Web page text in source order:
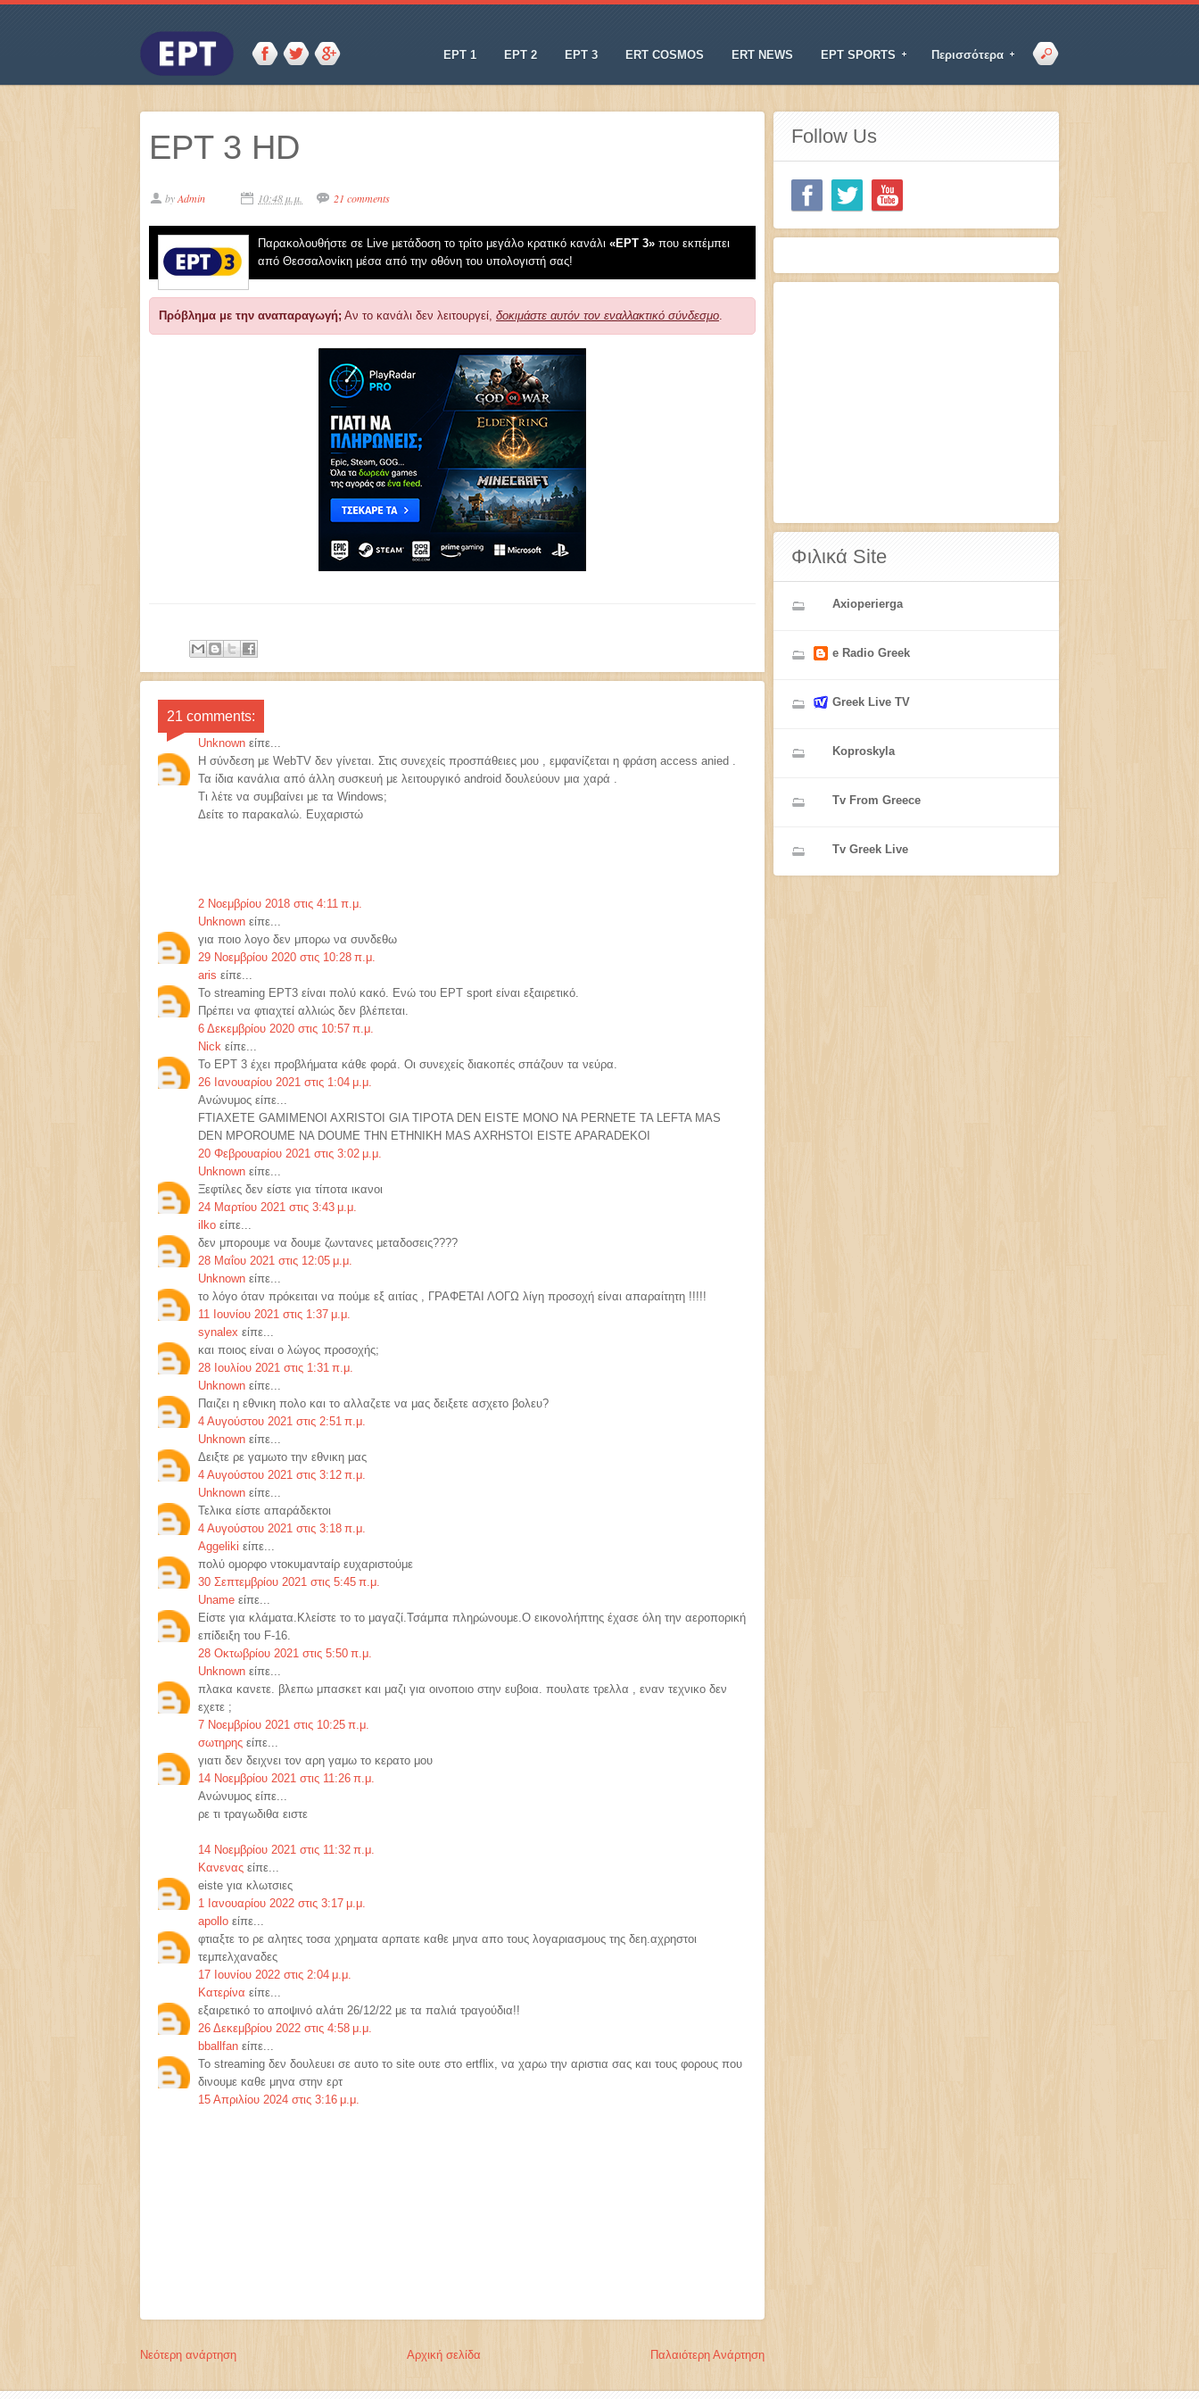
ΕΡΤ 1 ΕΡΤ 2 ΕΡΤ 3 ERT COSMOS ERT NEWS ΕΡΤ SPORTS Περισσότερα
ΕΡΤ 3 HD
byAdmin 10:48 μ.μ. 21 comments
Παρακολουθήστε σε Live μετάδοση το τρίτο μεγάλο κρατικό κανάλι «EΡT 3» που εκπέμπει
από Θεσσαλονίκη μέσα από την οθόνη του υπολογιστή σας!
Πρόβλημα με την αναπαραγωγή; Αν το κανάλι δεν λειτουργεί, δοκιμάστε αυτόν τον εναλλακτικό σύνδεσμο.
21 comments:
Unknown είπε...
Η σύνδεση με WebTV δεν γίνεται. Στις συνεχείς προσπάθειες μου , εμφανίζεται η φράση access anied .
Τα ίδια κανάλια από άλλη συσκευή με λειτουργικό android δουλεύουν μια χαρά .
Τι λέτε να συμβαίνει με τα Windows;
Δείτε το παρακαλώ. Ευχαριστώ
2 Νοεμβρίου 2018 στις 4:11 π.μ.
Unknown είπε...
για ποιο λογο δεν μπορω να συνδεθω
29 Νοεμβρίου 2020 στις 10:28 π.μ.
aris είπε...
Το streaming ΕΡΤ3 είναι πολύ κακό. Ενώ του ΕΡΤ sport είναι εξαιρετικό.
Πρέπει να φτιαχτεί αλλιώς δεν βλέπεται.
6 Δεκεμβρίου 2020 στις 10:57 π.μ.
Nick είπε...
Το ΕΡΤ 3 έχει προβλήματα κάθε φορά. Οι συνεχείς διακοπές σπάζουν τα νεύρα.
26 Ιανουαρίου 2021 στις 1:04 μ.μ.
Ανώνυμος είπε...
FTIAXETE GAMIMENOI AXRISTOI GIA TIPOTA DEN EISTE MONO NA PERNETE TA LEFTA MAS
DEN MPOROUME NA DOUME THN ETHNIKH MAS AXRHSTOI EISTE APARADEKOI
20 Φεβρουαρίου 2021 στις 3:02 μ.μ.
Unknown είπε...
Ξεφτίλες δεν είστε για τίποτα ικανοι
24 Μαρτίου 2021 στις 3:43 μ.μ.
ilko είπε...
δεν μπορουμε να δουμε ζωντανες μεταδοσεις????
28 Μαΐου 2021 στις 12:05 μ.μ.
Unknown είπε...
το λόγο όταν πρόκειται να πούμε εξ αιτίας , ΓΡΑΦΕΤΑΙ ΛΟΓΩ λίγη προσοχή είναι απαραίτητη !!!!!
11 Ιουνίου 2021 στις 1:37 μ.μ.
synalex είπε...
και ποιος είναι ο λώγος προσοχής;
28 Ιουλίου 2021 στις 1:31 π.μ.
Unknown είπε...
Παιζει η εθνικη πολο και το αλλαζετε να μας δειξετε ασχετο βολευ?
4 Αυγούστου 2021 στις 2:51 π.μ.
Unknown είπε...
Δειξτε ρε γαμωτο την εθνικη μας
4 Αυγούστου 2021 στις 3:12 π.μ.
Unknown είπε...
Τελικα είστε απαράδεκτοι
4 Αυγούστου 2021 στις 3:18 π.μ.
Aggeliki είπε...
πολύ ομορφο ντοκυμανταίρ ευχαριστούμε
30 Σεπτεμβρίου 2021 στις 5:45 π.μ.
Uname είπε...
Είστε για κλάματα.Κλείστε το το μαγαζί.Τσάμπα πληρώνουμε.Ο εικονολήπτης έχασε όλη την αεροπορική
επίδειξη του F-16.
28 Οκτωβρίου 2021 στις 5:50 π.μ.
Unknown είπε...
πλακα κανετε. βλεπω μπασκετ και μαζι για οινοποιο στην ευβοια. πουλατε τρελλα , εναν τεχνικο δεν
εχετε ;
7 Νοεμβρίου 2021 στις 10:25 π.μ.
σωτηρης είπε...
γιατι δεν δειχνει τον αρη γαμω το κερατο μου
14 Νοεμβρίου 2021 στις 11:26 π.μ.
Ανώνυμος είπε...
ρε τι τραγωδιθα ειστε
14 Νοεμβρίου 2021 στις 11:32 π.μ.
Κανενας είπε...
eiste για κλωτσιες
1 Ιανουαρίου 2022 στις 3:17 μ.μ.
apollo είπε...
φτιαξτε το ρε αλητες τοσα χρηματα αρπατε καθε μηνα απο τους λογαριασμους της δεη.αχρηστοι
τεμπελχαναδες
17 Ιουνίου 2022 στις 2:04 μ.μ.
Κατερίνα είπε...
εξαιρετικό το αποψινό αλάτι 26/12/22 με τα παλιά τραγούδια!!
26 Δεκεμβρίου 2022 στις 4:58 μ.μ.
bballfan είπε...
Το streaming δεν δουλευει σε αυτο το site ουτε στο ertflix, να χαρω την αριστια σας και τους φορους που
δινουμε καθε μηνα στην ερτ
15 Απριλίου 2024 στις 3:16 μ.μ.
Νεότερη ανάρτηση Αρχική σελίδα Παλαιότερη Ανάρτηση
Follow Us
Φιλικά Site
Axioperierga
e Radio Greek
Greek Live TV
Koproskyla
Tv From Greece
Tv Greek Live